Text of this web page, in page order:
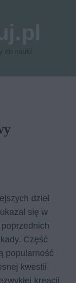
dzieł
się w
Część
popularność
kwestii
kreacji